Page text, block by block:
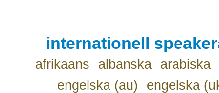
internationell
afrikaans albanska
arabiska
engelska (au)
engelska